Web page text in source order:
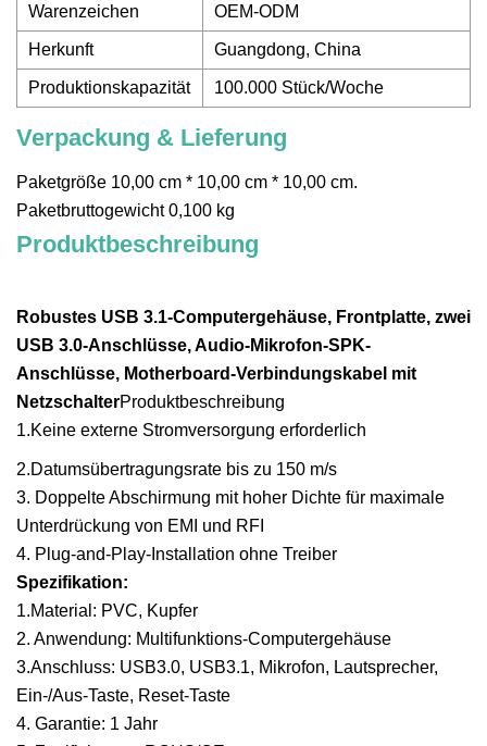
Warenzeichen OEM-ODM
Herkunft Guangdong, China
Produktionskapazität 100.000 Stück/Woche
Verpackung & Lieferung
Paketgröße 10,00 cm * 10,00 cm * 10,00 cm.
Paketbruttogewicht 0,100 kg
Produktbeschreibung
Robustes USB 3.1-Computergehäuse, Frontplatte, zwei
USB 3.0-Anschlüsse, Audio-Mikrofon-SPK-
Anschlüsse, Motherboard-Verbindungskabel mit
NetzschalterProduktbeschreibung
1.Keine externe Stromversorgung erforderlich
2.Datumsübertragungsrate bis zu 150 m/s
3. Doppelte Abschirmung mit hoher Dichte für maximale
Unterdrückung von EMI und RFI
4. Plug-and-Play-Installation ohne Treiber
Spezifikation:
1.Material: PVC, Kupfer
2. Anwendung: Multifunktions-Computergehäuse
3.Anschluss: USB3.0, USB3.1, Mikrofon, Lautsprecher,
Ein-/Aus-Taste, Reset-Taste
4. Garantie: 1 Jahr